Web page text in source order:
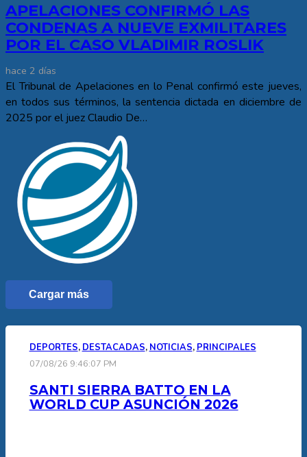
APELACIONES CONFIRMÓ LAS
CONDENAS A NUEVE EXMILITARES
POR EL CASO VLADIMIR ROSLIK
hace 2 días
El Tribunal de Apelaciones en lo Penal confirmó este jueves,
en todos sus términos, la sentencia dictada en diciembre de
2025 por el juez Claudio De…
Cargar más
DEPORTES, DESTACADAS, NOTICIAS, PRINCIPALES
07/08/26 9:46:07 PM
SANTI SIERRA BATTO EN LA
WORLD CUP ASUNCIÓN 2026